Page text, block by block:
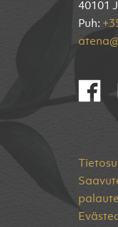
40101
Puh: